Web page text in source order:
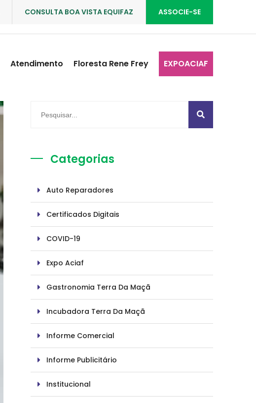
ASSOCIE-SE
CONSULTA BOA VISTA EQUIFAZ
Atendimento Floresta Rene Frey EXPOACIAF
Categorias
Auto Reparadores
Certificados Digitais
COVID-19
Expo Aciaf
Gastronomia Terra Da Maçã
Incubadora Terra Da Maçã
Informe Comercial
Informe Publicitário
Institucional